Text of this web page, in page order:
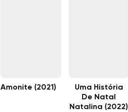
Amonite (2021)
Uma História
De Natal
Natalina (2022)